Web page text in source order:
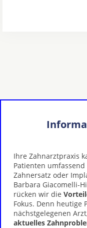
Ihre Zahnarztpraxis
Patienten
Zahnersatz oder
Barbara Giacomelli-
rücken wir die
Fokus. Denn heutige
nächstgelegenen
aktuelles